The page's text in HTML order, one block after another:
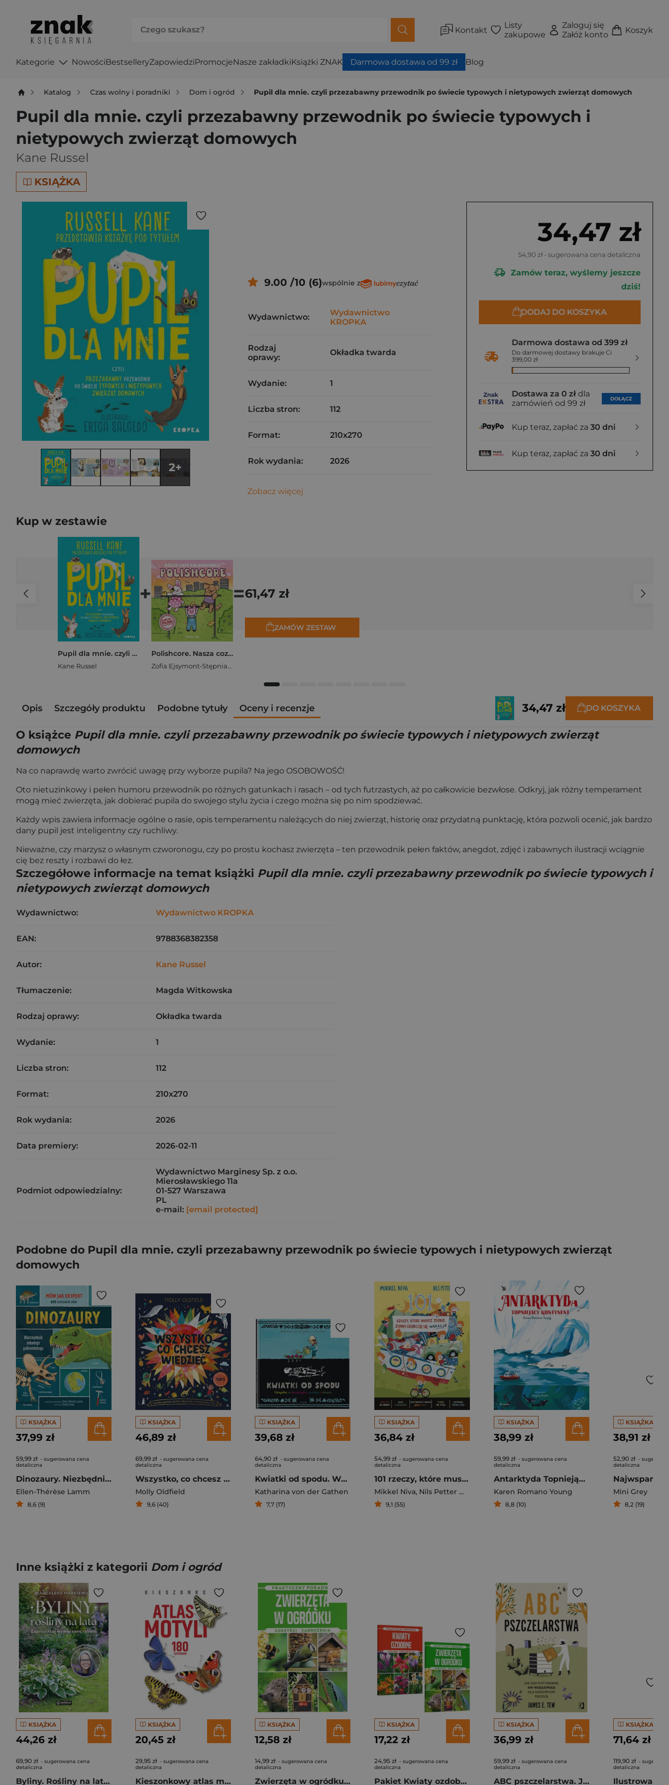
Kontakt
Listy
zakupowe
Zaloguj się
Załóż konto
Koszyk
Kategorie NowościBestselleryZapowiedziPromocjeNasze zakładkiKsiążki ZNAK Darmowa dostawa od 99 zł Blog
Katalog Czas wolny i poradniki Dom i ogród Pupil dla mnie. czyli przezabawny przewodnik po świecie typowych i nietypowych zwierząt domowych
Pupil dla mnie. czyli przezabawny przewodnik po świecie typowych i
nietypowych zwierząt domowych
Kane Russel
KSIĄŻKA
2+
34,47 zł
54,90 zł - sugerowana cena detaliczna
Zamów teraz, wyślemy jeszcze
dziś!
DODAJ DO KOSZYKA
Darmowa dostawa od 399 zł
Do darmowej dostawy brakuje Ci
399,00 zł
Dostawa za 0 zł dla
zamówień od 99 zł
DOŁĄCZ
Kup teraz, zapłać za 30 dni
Kup teraz, zapłać za 30 dni
9.00 /10 (6)wspólnie z
Wydawnictwo:
Wydawnictwo
KROPKA
Rodzaj
oprawy:
Okładka twarda
Wydanie: 1
Liczba stron: 112
Format: 210x270
Rok wydania: 2026
Zobacz więcej
Kup w zestawie
Pupil dla mnie. czyli przezabawny przewodnik po świecie typowych i nietypowych zwierząt domowych
Kane Russel
+
Polishcore. Nasza cozy kolorowanka
Zofia Ejsymont-Stępniak „Timka.ink”
=61,47 zł
ZAMÓW ZESTAW
Opis Szczegóły produktu Podobne tytuły Oceny i recenzje 34,47 zł DO KOSZYKA
O książce Pupil dla mnie. czyli przezabawny przewodnik po świecie typowych i nietypowych zwierząt
domowych
Na co naprawdę warto zwrócić uwagę przy wyborze pupila? Na jego OSOBOWOŚĆ!
Oto nietuzinkowy i pełen humoru przewodnik po różnych gatunkach i rasach – od tych futrzastych, aż po całkowicie bezwłose. Odkryj, jak różny temperament
mogą mieć zwierzęta, jak dobierać pupila do swojego stylu życia i czego można się po nim spodziewać.
Każdy wpis zawiera informacje ogólne o rasie, opis temperamentu należących do niej zwierząt, historię oraz przydatną punktację, która pozwoli ocenić, jak bardzo
dany pupil jest inteligentny czy ruchliwy.
Nieważne, czy marzysz o własnym czworonogu, czy po prostu kochasz zwierzęta – ten przewodnik pełen faktów, anegdot, zdjęć i zabawnych ilustracji wciągnie
cię bez reszty i rozbawi do łez.
Szczegółowe informacje na temat książki Pupil dla mnie. czyli przezabawny przewodnik po świecie typowych i
nietypowych zwierząt domowych
Wydawnictwo: Wydawnictwo KROPKA
EAN: 9788368382358
Autor: Kane Russel
Tłumaczenie: Magda Witkowska
Rodzaj oprawy: Okładka twarda
Wydanie: 1
Liczba stron: 112
Format: 210x270
Rok wydania: 2026
Data premiery: 2026-02-11
Podmiot odpowiedzialny:
Wydawnictwo Marginesy Sp. z o.o.
Mierosławskiego 11a
01-527 Warszawa
PL
e-mail: [email protected]
Podobne do Pupil dla mnie. czyli przezabawny przewodnik po świecie typowych i nietypowych zwierząt
domowych
KSIĄŻKA
37,99 zł
59,99 zł - sugerowana cena
detaliczna
Dinozaury. Niezbędnik młodego paleontologa
Ellen-Thérèse Lamm
8,6 (9)
KSIĄŻKA
46,89 zł
69,99 zł - sugerowana cena
detaliczna
Wszystko, co chcesz wiedzieć. Genialne pytania i proste odpowiedzi na każdy dzień roku
Molly Oldfield
9,6 (40)
KSIĄŻKA
39,68 zł
64,90 zł - sugerowana cena
detaliczna
Kwiatki od spodu. Wszystko, co chcielibyście wiedzieć o śmierci
Katharina von der Gathen
7,7 (17)
KSIĄŻKA
36,84 zł
54,99 zł - sugerowana cena
detaliczna
101 rzeczy, które musisz zrobić, zanim skończą się wakacje
Mikkel Niva, Nils Petter Mørland Fredrik Edén
9,1 (55)
KSIĄŻKA
38,99 zł
59,99 zł - sugerowana cena
detaliczna
Antarktyda Topniejący kontynent
Karen Romano Young
8,8 (10)
KSIĄŻKA
38,91 zł
52,90 zł -
detaliczna
Mini Grey
8,2 (19)
Inne książki z kategorii Dom i ogród
KSIĄŻKA
44,26 zł
69,90 zł - sugerowana cena
detaliczna
Byliny. Rośliny na lata. Zaprojektuj wymarzoną rabatę
KSIĄŻKA
20,45 zł
29,95 zł - sugerowana cena
detaliczna
Kieszonkowy atlas motyli. 180 gatunków
KSIĄŻKA
12,58 zł
14,99 zł - sugerowana cena
detaliczna
Zwierzęta w ogródku. Korzyści, zagrożenia. Praktyczny poradnik
KSIĄŻKA
17,22 zł
24,95 zł - sugerowana cena
detaliczna
Pakiet Kwiaty ozdobne / Zwierzęta w ogródku
KSIĄŻKA
36,99 zł
59,99 zł - sugerowana cena
detaliczna
ABC pszczelarstwa. Jak założyć pasiekę: 500 wskazówek dla hodowców pszczół
KSIĄŻKA
71,64 zł
119,90 zł -
detaliczna